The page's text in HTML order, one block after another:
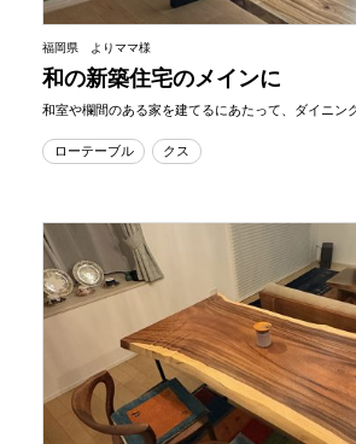
福岡県 よりママ様
和の新築住宅のメインに
和室や欄間のある家を建てるにあたって、ダイニン
ローテーブル クス